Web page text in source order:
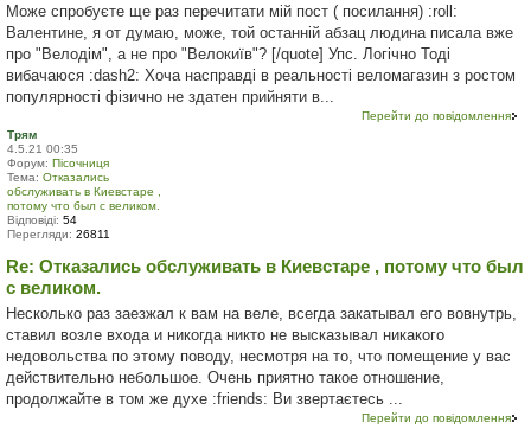
Може спробуєте ще раз перечитати мій пост ( посилання) :roll:
Валентине, я от думаю, може, той останній абзац людина писала вже
про "Велодім", а не про "Велокиїв"? [/quote] Упс. Логічно Тоді
вибачаюся :dash2: Хоча насправді в реальності веломагазин з ростом
популярності фізично не здатен прийняти в...
Перейти до повідомлення
Трям
4.5.21 00:35
Форум: Пісочниця
Тема: Отказались
обслуживать в Киевстаре ,
потому что был с великом.
Відповіді: 54
Перегляди: 26811
Re: Отказались обслуживать в Киевстаре , потому что был
с великом.
Несколько раз заезжал к вам на веле, всегда закатывал его вовнутрь,
ставил возле входа и никогда никто не высказывал никакого
недовольства по этому поводу, несмотря на то, что помещение у вас
действительно небольшое. Очень приятно такое отношение,
продолжайте в том же духе :friends: Ви звертаєтесь ...
Перейти до повідомлення